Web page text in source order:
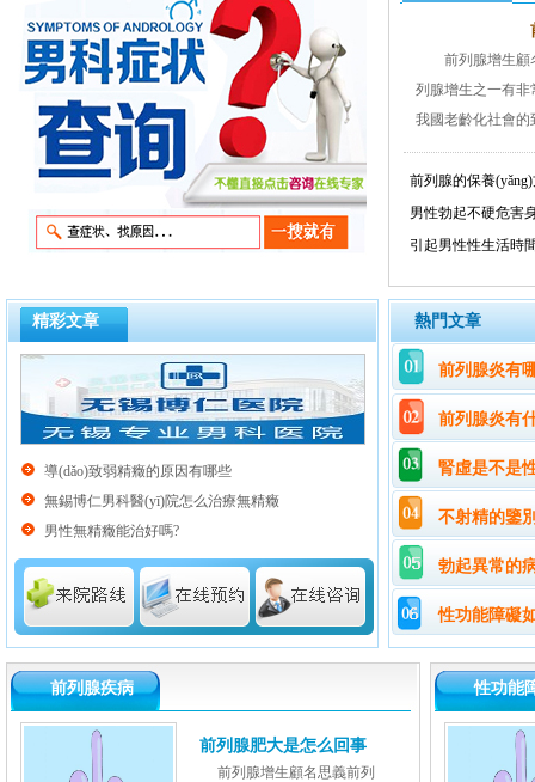
前列腺增生顧
列腺增生之一有
我國老齡化社會的
前列腺的保養
男性勃起不硬危害
引起男性性生活時
精彩文章
導(dǎo)致弱精癥的原因有哪些
無錫博仁男科醫(yī)院怎么治療無精癥
男性無精癥能治好嗎?
熱門文章
前列腺炎有
前列腺炎有
腎虛是不是
不射精的鑒
勃起異常的
性功能障礙
前列腺疾病
前列腺肥大是怎么回事
前列腺增生顧名思義前列
性功能